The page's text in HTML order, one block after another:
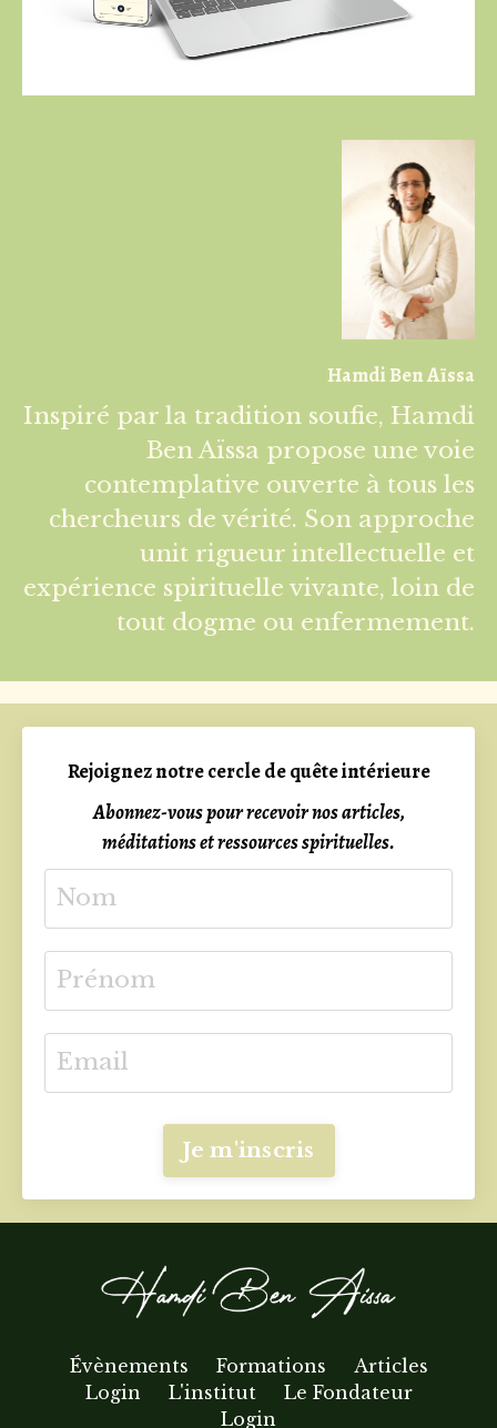
Hamdi Ben Aïssa
Inspiré par la tradition soufie, Hamdi
Ben Aïssa propose une voie
contemplative ouverte à tous les
chercheurs de vérité. Son approche
unit rigueur intellectuelle et
expérience spirituelle vivante, loin de
tout dogme ou enfermement.
Rejoignez notre cercle de quête intérieure
Abonnez-vous pour recevoir nos articles,
méditations et ressources spirituelles.
Je m'inscris
Évènements Formations
Articles
Login
L'institut
Le Fondateur
Login